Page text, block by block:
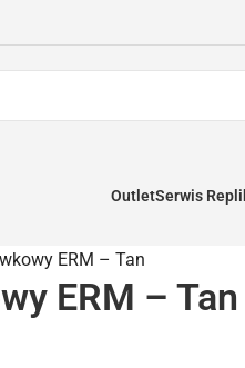
OutletSerwis
ERM – Tan
ERM – Tan